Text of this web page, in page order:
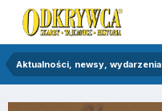
Aktualności, newsy, wydarzenia